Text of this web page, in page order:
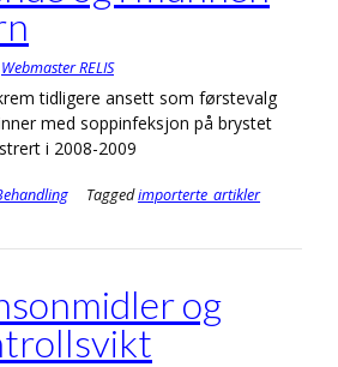
Webmaster RELIS
tidligere ansett som førstevalg
med soppinfeksjon på brystet
i 2008-2009
Taggedimporterte_artikler
og